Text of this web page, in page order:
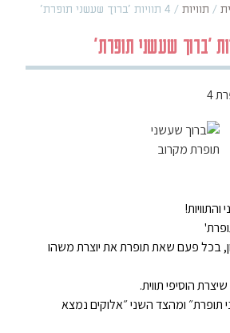
/ תוויות / 4 תוויות 'ברוך שעשני תופרת'
והתוויות!
בכל פעם שאת תופרת את יוצרת משהו
הוסיפי תווית.
ומהצד השני ״אלוקים נמצא